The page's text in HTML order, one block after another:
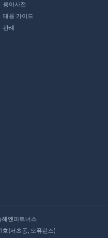
용어사전
대응 가이드
판례
혜앤파트너스
(서초동, 오퓨런스)